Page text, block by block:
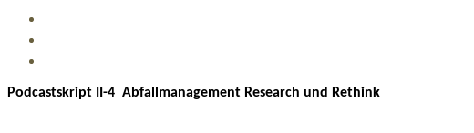
Podcastskript II-4 Abfallmanagement Research und Rethink